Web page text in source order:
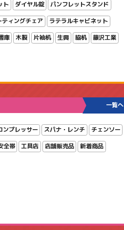
ト ダイヤル錠 パンフレットスタンド
ティングチェア ラテラルキャビネット
庫 木製 片袖机 生興 脇机 藤沢工業
一覧へ
ンプレッサー スパナ・レンチ チェンソー
全帯 工具店 店舗販売品 新着商品